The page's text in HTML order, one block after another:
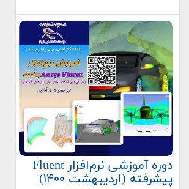
دوره آموزشی نرم‌افزار Fluent
پیشرفته (اردیبهشت ۱۴۰۰)